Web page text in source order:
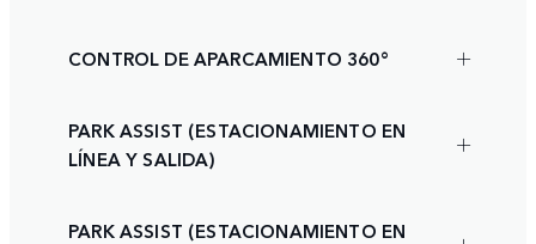
CONTROL DE APARCAMIENTO 360°
PARK ASSIST (ESTACIONAMIENTO EN
LÍNEA Y SALIDA)
PARK ASSIST (ESTACIONAMIENTO EN